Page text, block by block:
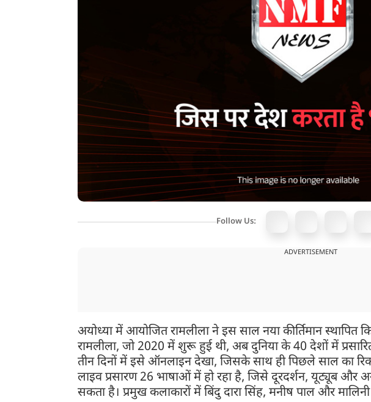
Follow Us:
ADVERTISEMENT
अयोध्या में आयोजित रामलीला ने इस साल नया कीर्तिमान स्थापित
रामलीला, जो 2020 में शुरू हुई थी, अब दुनिया के 40 देशों में
तीन दिनों में इसे ऑनलाइन देखा, जिसके साथ ही पिछले साल का
लाइव प्रसारण 26 भाषाओं में हो रहा है, जिसे दूरदर्शन, यूट्यूब और
सकता है। प्रमुख कलाकारों में बिंदु दारा सिंह, मनीष पाल और